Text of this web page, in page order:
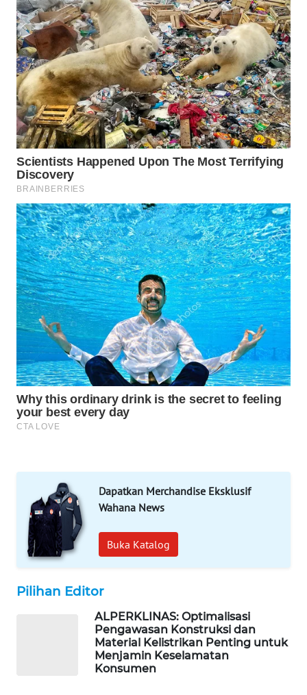
Dapatkan Merchandise Eksklusif
Wahana News
Buka Katalog
Pilihan Editor
ALPERKLINAS: Optimalisasi
Pengawasan Konstruksi dan
Material Kelistrikan Penting untuk
Menjamin Keselamatan
Konsumen
CO ID
WAHANANEWS
NET
WAHANA
SPORT
WAHANA
UMKM
WAHANA
SELEB
WAHANA
PERSONA
WAHANA
OTOMOTIF
WAHANA
HEALTH
WAHANA
DESA
WISATA
WAHANA
Wahana
Network
KONSUMEN